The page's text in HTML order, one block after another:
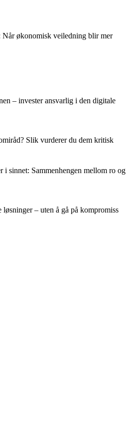
økonomisk veiledning blir mer
– invester ansvarlig i den digitale
Slik vurderer du dem kritisk
sinnet: Sammenhengen mellom ro og
– uten å gå på kompromiss